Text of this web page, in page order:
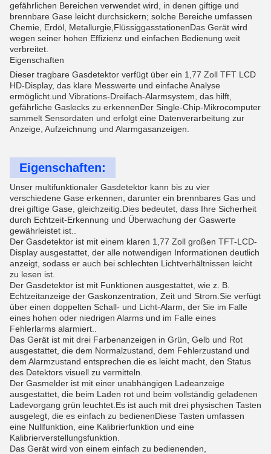
gefährlichen Bereichen verwendet wird, in denen giftige und
brennbare Gase leicht durchsickern; solche Bereiche umfassen
Chemie, Erdöl, Metallurgie,FlüssiggasstationenDas Gerät wird
wegen seiner hohen Effizienz und einfachen Bedienung weit
verbreitet.
Eigenschaften
Dieser tragbare Gasdetektor verfügt über ein 1,77 Zoll TFT LCD
HD-Display, das klare Messwerte und einfache Analyse
ermöglicht.und Vibrations-Dreifach-Alarmsystem, das hilft,
gefährliche Gaslecks zu erkennenDer Single-Chip-Mikrocomputer
sammelt Sensordaten und erfolgt eine Datenverarbeitung zur
Anzeige, Aufzeichnung und Alarmgasanzeigen.
Eigenschaften:
Unser multifunktionaler Gasdetektor kann bis zu vier
verschiedene Gase erkennen, darunter ein brennbares Gas und
drei giftige Gase, gleichzeitig.Dies bedeutet, dass Ihre Sicherheit
durch Echtzeit-Erkennung und Überwachung der Gaswerte
gewährleistet ist..
Der Gasdetektor ist mit einem klaren 1,77 Zoll großen TFT-LCD-
Display ausgestattet, der alle notwendigen Informationen deutlich
anzeigt, sodass er auch bei schlechten Lichtverhältnissen leicht
zu lesen ist.
Der Gasdetektor ist mit Funktionen ausgestattet, wie z. B.
Echtzeitanzeige der Gaskonzentration, Zeit und Strom.Sie verfügt
über einen doppelten Schall- und Licht-Alarm, der Sie im Falle
eines hohen oder niedrigen Alarms und im Falle eines
Fehlerlarms alarmiert..
Das Gerät ist mit drei Farbenanzeigen in Grün, Gelb und Rot
ausgestattet, die dem Normalzustand, dem Fehlerzustand und
dem Alarmzustand entsprechen.die es leicht macht, den Status
des Detektors visuell zu vermitteln.
Der Gasmelder ist mit einer unabhängigen Ladeanzeige
ausgestattet, die beim Laden rot und beim vollständig geladenen
Ladevorgang grün leuchtet.Es ist auch mit drei physischen Tasten
ausgelegt, die es einfach zu bedienenDiese Tasten umfassen
eine Nullfunktion, eine Kalibrierfunktion und eine
Kalibrierverstellungsfunktion.
Das Gerät wird von einem einfach zu bedienenden,